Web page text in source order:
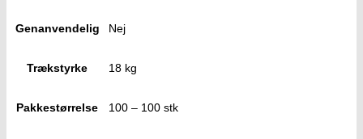
Genanvendelig Nej
Trækstyrke 18 kg
Pakkestørrelse 100 – 100 stk